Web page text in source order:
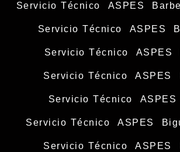
Servicio Técnico ASPES
Servicio Técnico ASPES
Servicio Técnico ASPES
Servicio Técnico ASPES
Servicio Técnico ASPES
Servicio Técnico ASPES
Servicio Técnico ASPES